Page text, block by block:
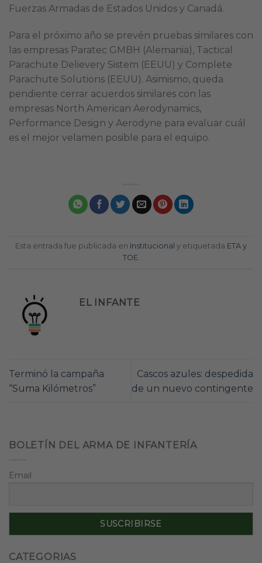
Fuerzas Armadas de Estados Unidos y Canadá.
Para el próximo año se prevén pruebas similares con
las empresas Paratec GMBH (Alemania), Tactical
Parachute Delievery Sistem (EEUU) y Complete
Parachute Solutions (EEUU). Asimismo, queda
pendiente cerrar acuerdos similares con las
empresas North American Aerodynamics,
Performance Design y Aerodyne para evaluar cuál
es el mejor velamen posible para el equipo.
Esta entrada fue publicada en Institucional y etiquetada ETA y
TOE
EL INFANTE
Terminó la campaña
“Suma Kilómetros”
Cascos azules: despedida
de un nuevo contingente
BOLETÍN DEL ARMA DE INFANTERÍA
Email
CATEGORIAS